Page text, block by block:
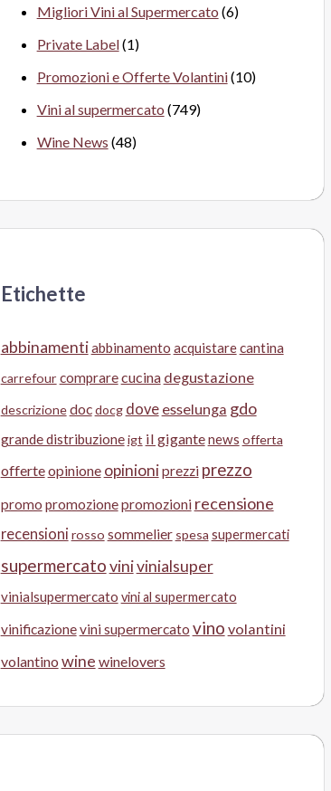
Migliori Vini al Supermercato (6)
Private Label(1)
Promozioni e Offerte Volantini(10)
Vini al supermercato (749)
Wine News (48)
Etichette
abbinamentiabbinamento acquistarecantina
carrefour comprarecucina degustazione
descrizionedocdocg dove esselunga gdo
grande distribuzioneigt il gigantenews offerta
offerteopinione opinioniprezzi prezzo
promo promozionepromozioni recensione
recensioni rosso sommelier spesa supermercati
supermercatovinivinialsuper
vinialsupermercato vini al supermercato
vinificazionevini supermercato vino volantini
volantino wine winelovers